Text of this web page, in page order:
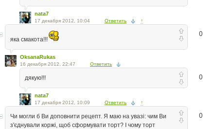
nata7
17 декабря 2012, 10:04 Ответить ↑
0
яка смакота!!!
OksanaRukas
16 декабря 2012, 22:47 Ответить
0
дякую!!!
nata7
17 декабря 2012, 10:09 Ответить ↑
0
Чи могли б Ви доповнити рецепт. Я маю на увазі: чим Ви
з'єднували коржі, щоб сформувати торт? І чому торт